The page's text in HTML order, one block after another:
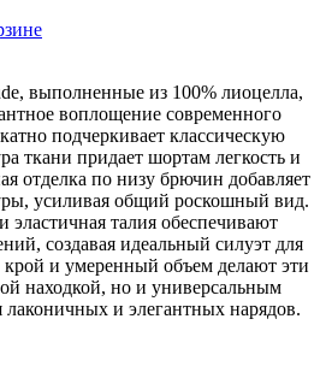
выполненные из 100% лиоцелла,
воплощение современного
подчеркивает классическую
ткани придает шортам легкость и
отделка по низу брючин добавляет
усиливая общий роскошный вид.
талия обеспечивают
создавая идеальный силуэт для
и умеренный объем делают эти
находкой, но и универсальным
лаконичных и элегантных нарядов.